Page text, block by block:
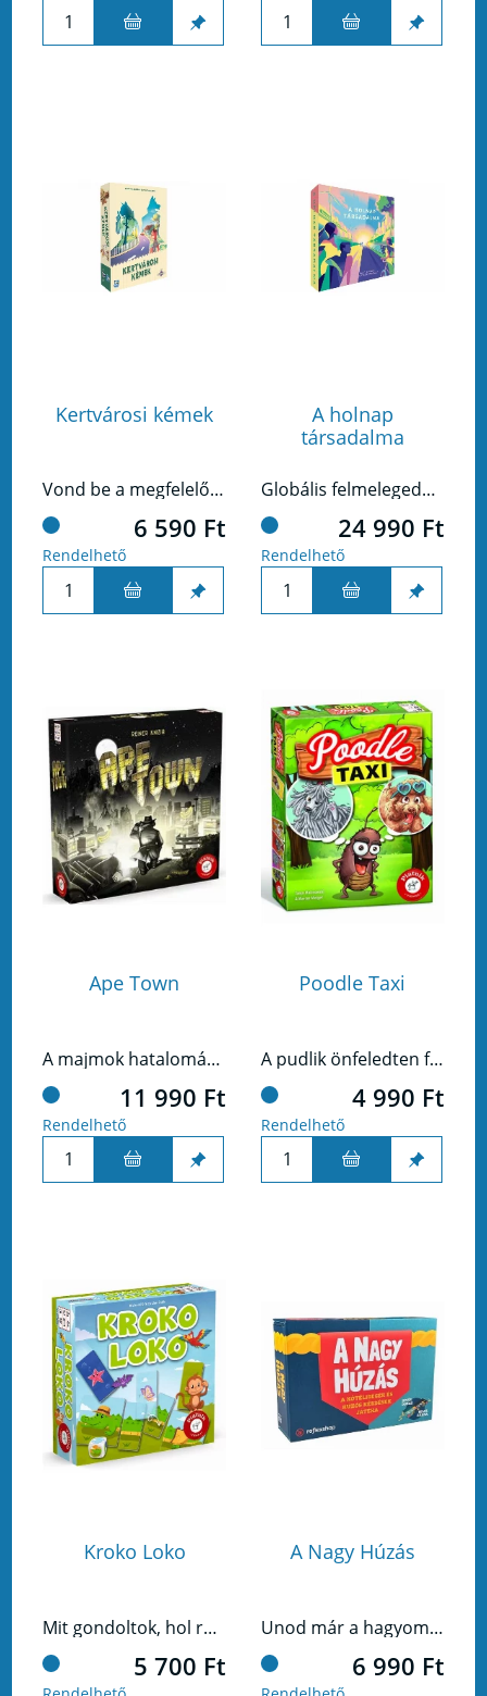
Kertvárosi kémek
Vond be a megfelelő személyeket, maradj észrevétlen, és leplezd le az ellenfeled!
6 590 Ft
Rendelhető
A holnap
társadalma
Globális felmelegedés, veszélyben a közösségek – mentsétek meg a Földet!
24 990 Ft
Rendelhető
Ape Town
A majmok hatalomátvétele óta kemény idők járnak a távoli tengerparti városban.
11 990 Ft
Rendelhető
Poodle Taxi
A pudlik önfeledten futkároznak a parkban. Ez nagyszerű lehetőség a szemtelen bolháknak, hogy a kutyusok bundájára pattanjanak és közlekedési eszközként használják őket.
4 990 Ft
Rendelhető
Kroko Loko
Mit gondoltok, hol rejtőzhet a keresett állat?
5 700 Ft
A Nagy Húzás
Unod már a hagyományos kvízjátékokat? Itt az ideje, hogy a helyes válaszok ne csak pontokat érjenek, hanem szó szerint mozgásba hozzák a játékot! Készen állsz, hogy ne csak észt, hanem erőt is villants?
6 990 Ft